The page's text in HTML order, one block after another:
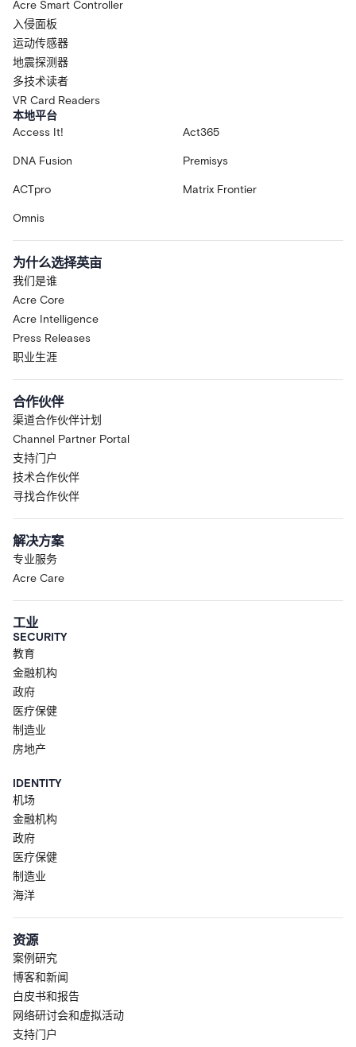
Acre Smart Controller
入侵面板
运动传感器
地震探测器
多技术读者
VR Card Readers
本地平台
Access It!
Act365
DNA Fusion Premisys
ACTpro Matrix Frontier
Omnis
为什么选择英亩
我们是谁
Acre Core
Acre Intelligence
Press Releases
职业生涯
合作伙伴
渠道合作伙伴计划
Channel Partner Portal
支持门户
技术合作伙伴
寻找合作伙伴
解决方案
专业服务
Acre Care
工业
SECURITY
教育
金融机构
政府
医疗保健
制造业
房地产
IDENTITY
机场
金融机构
政府
医疗保健
制造业
海洋
资源
案例研究
博客和新闻
白皮书和报告
网络研讨会和虚拟活动
支持门户